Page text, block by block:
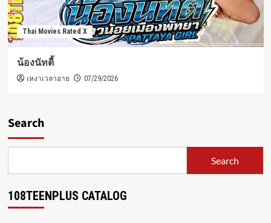
Thai Movies Rated X
น้องนัทตี้
เหงาเวลาอาย 07/29/2026
Search
Search
108TEENPLUS CATALOG